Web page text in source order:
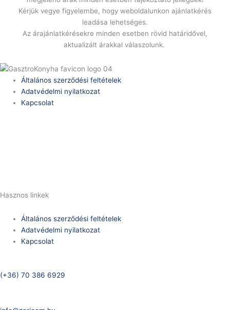
Kérjük vegye figyelembe, hogy weboldalunkon ajánlatkérés
leadása lehetséges.
Az árajánlatkérésekre minden esetben rövid határidővel,
aktualizált árakkal válaszolunk.
Általános szerződési feltételek
Adatvédelmi nyilatkozat
Kapcsolat
Hasznos linkek
Általános szerződési feltételek
Adatvédelmi nyilatkozat
Kapcsolat
(+36) 70 386 6929